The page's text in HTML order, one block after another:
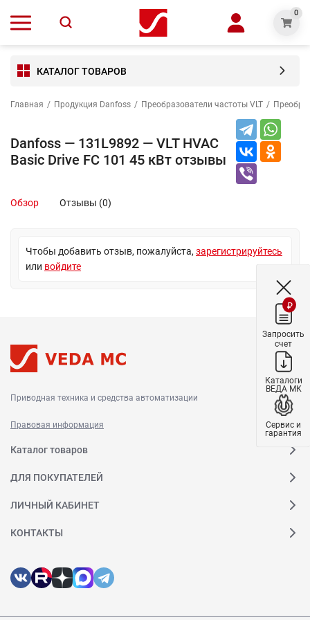
0
КАТАЛОГ ТОВАРОВ
Главная / Продукция Danfoss / Преобразователи частоты VLT /
Danfoss — 131L9892 — VLT HVAC
Basic Drive FC 101 45 кВт отзывы
Обзор Отзывы (0)
Чтобы добавить отзыв, пожалуйста, зарегистрируйтесь
или войдите
Приводная техника и средства автоматизации
Правовая информация
Каталог товаров
ДЛЯ ПОКУПАТЕЛЕЙ
ЛИЧНЫЙ КАБИНЕТ
КОНТАКТЫ
₽
Запросить
счет
Каталоги
ВЕДА МК
Сервис и
гарантия